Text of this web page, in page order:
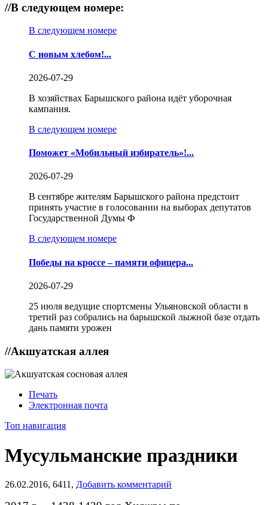
//В следующем номере:
В следующем номере
С новым хлебом!...
2026-07-29
В хозяйствах Барышского района идёт уборочная
кампания.
В следующем номере
Поможет «Мобильный избиратель»!...
2026-07-29
В сентябре жителям Барышского района предстоит
принять участие в голосовании на выборах депутатов
Государственной Думы Ф
В следующем номере
Победы на кроссе – памяти офицера...
2026-07-29
25 июля ведущие спортсмены Ульяновской области в
третий раз собрались на барышской лыжной базе отдать
дань памяти урожен
//Акшуатская аллея
Печать
Электронная почта
Топ навигация
Мусульманские праздники
26.02.2016, 6411, Добавить комментарий